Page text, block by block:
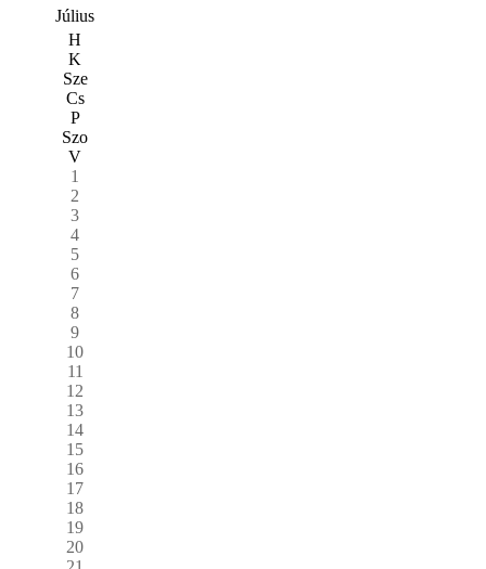
Július
H
K
Sze
Cs
P
Szo
V
1
2
3
4
5
6
7
8
9
10
11
12
13
14
15
16
17
18
19
20